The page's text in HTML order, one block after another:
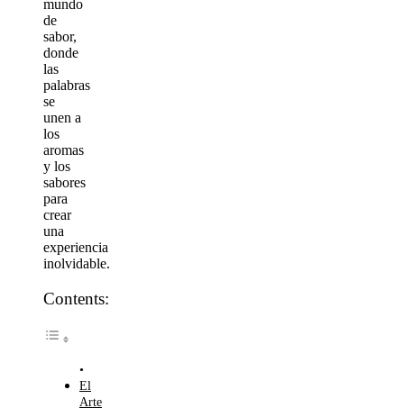
mundo
de
sabor,
donde
las
palabras
se
unen a
los
aromas
y los
sabores
para
crear
una
experiencia
inolvidable.
Contents:
El
Arte